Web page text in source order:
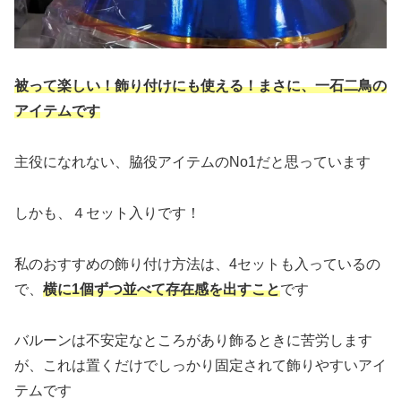
被って楽しい！飾り付けにも使える！まさに、一石二鳥の
アイテムです
主役になれない、脇役アイテムのNo1だと思っています
しかも、４セット入りです！
私のおすすめの飾り付け方法は、4セットも入っているの
で、 横に1個ずつ並べて存在感を出すことです
バルーンは不安定なところがあり飾るときに苦労します
が、これは置くだけでしっかり固定されて飾りやすいアイ
テムです